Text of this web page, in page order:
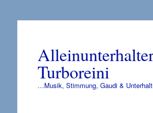
Turboreini
…Musik, Stimmung, Gaudi &